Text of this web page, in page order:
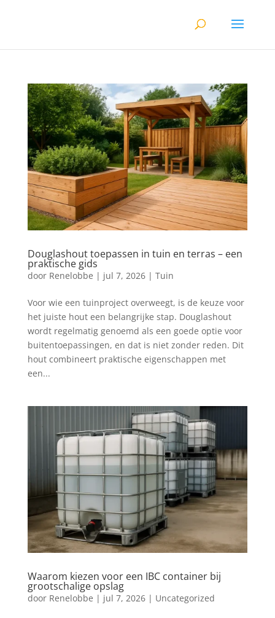
Douglashout toepassen in tuin en terras – een
praktische gids
door Renelobbe | jul 7, 2026| Tuin
Voor wie een tuinproject overweegt, is de keuze voor
het juiste hout een belangrijke stap. Douglashout
wordt regelmatig genoemd als een goede optie voor
buitentoepassingen, en dat is niet zonder reden. Dit
hout combineert praktische eigenschappen met
een...
Waarom kiezen voor een IBC container bij
grootschalige opslag
door Renelobbe | jul 7, 2026| Uncategorized